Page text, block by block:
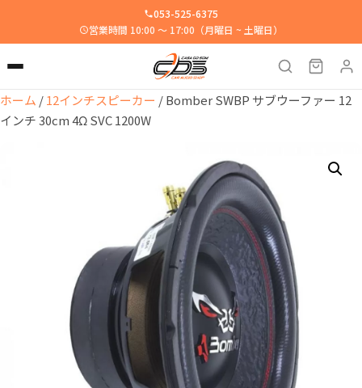
053-525-6375
営業時間 10:00 ～ 17:00（月曜日 ~ 土曜日）
ホーム /12インチスピーカー / Bomber SWBP サブウーファー 12
インチ 30cm 4Ω SVC 1200W